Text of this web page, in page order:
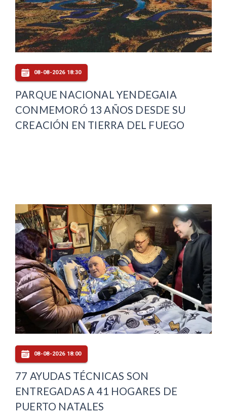
08-08-2026 18:30
PARQUE NACIONAL YENDEGAIA
CONMEMORÓ 13 AÑOS DESDE SU
CREACIÓN EN TIERRA DEL FUEGO
08-08-2026 18:00
77 AYUDAS TÉCNICAS SON
ENTREGADAS A 41 HOGARES DE
PUERTO NATALES